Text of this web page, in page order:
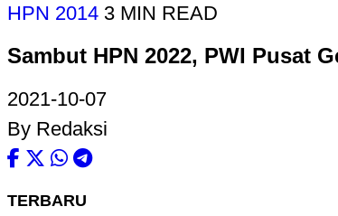
HPN 2014 3 MIN READ
Sambut HPN 2022, PWI Pusat
2021-10-07
By Redaksi
TERBARU